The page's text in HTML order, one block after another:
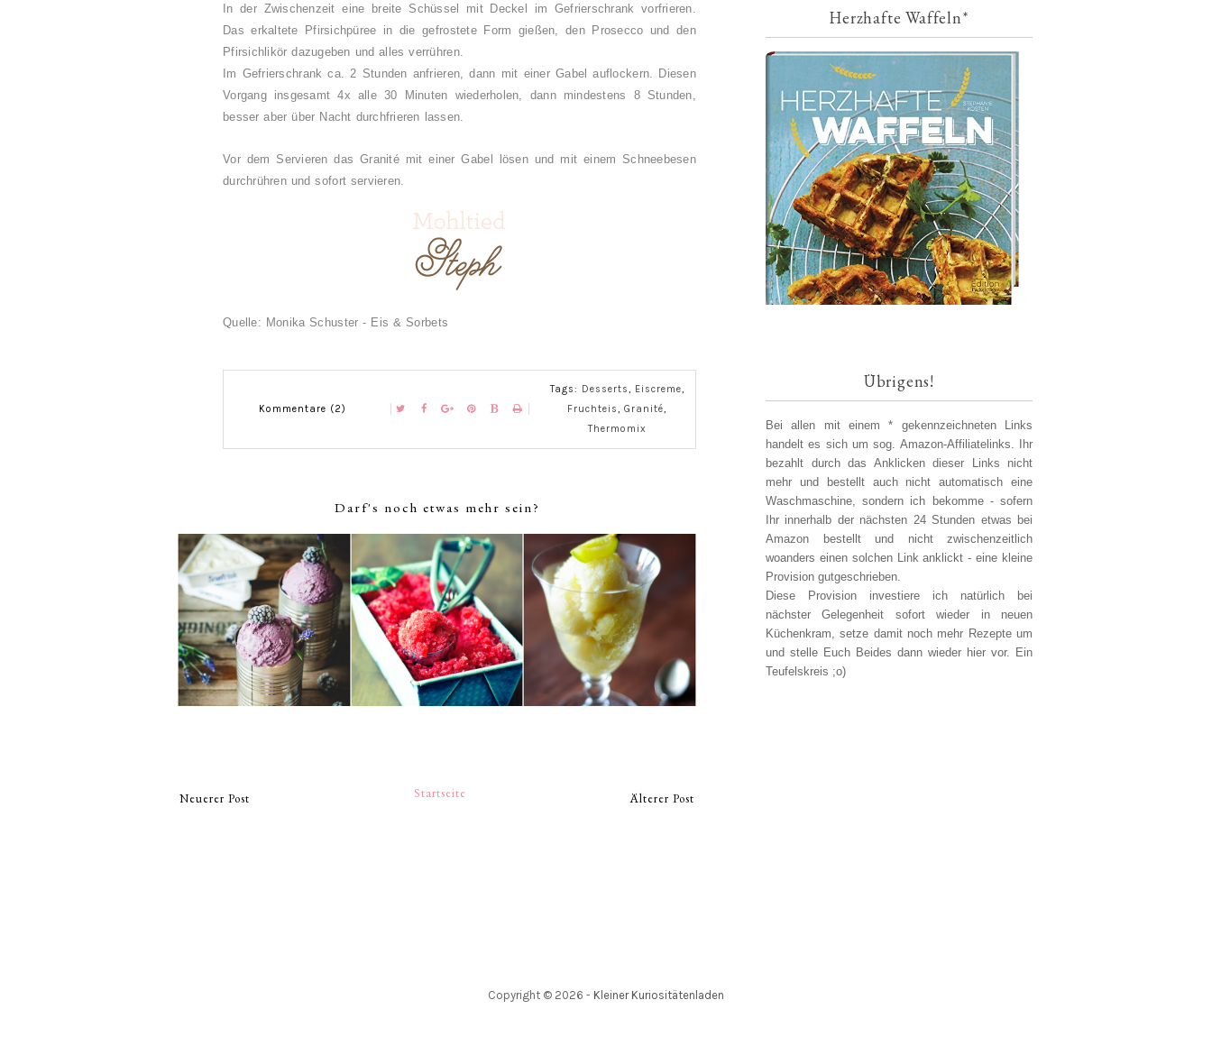
In der Zwischenzeit eine breite Schüssel mit Deckel im Gefrierschrank vorfrieren.
Das erkaltete Pfirsichpüree in die gefrostete Form gießen, den Prosecco und den
Pfirsichlikör dazugeben und alles verrühren.
Im Gefrierschrank ca. 2 Stunden anfrieren, dann mit einer Gabel auflockern. Diesen
Vorgang insgesamt 4x alle 30 Minuten wiederholen, dann mindestens 8 Stunden,
besser aber über Nacht durchfrieren lassen.
Vor dem Servieren das Granité mit einer Gabel lösen und mit einem Schneebesen
durchrühren und sofort servieren.
Quelle: Monika Schuster - Eis & Sorbets
Kommentare (2)
Tags: Desserts, Eiscreme,
Fruchteis, Granité,
Thermomix
Darf's noch etwas mehr sein?
Neuerer Post Älterer Post
Startseite
Herzhafte Waffeln*
Übrigens!
Bei allen mit einem * gekennzeichneten Links
handelt es sich um sog. Amazon-Affiliatelinks. Ihr
bezahlt durch das Anklicken dieser Links nicht
mehr und bestellt auch nicht automatisch eine
Waschmaschine, sondern ich bekomme - sofern
Ihr innerhalb der nächsten 24 Stunden etwas bei
Amazon bestellt und nicht zwischenzeitlich
woanders einen solchen Link anklickt - eine kleine
Provision gutgeschrieben.
Diese Provision investiere ich natürlich bei
nächster Gelegenheit sofort wieder in neuen
Küchenkram, setze damit noch mehr Rezepte um
und stelle Euch Beides dann wieder hier vor. Ein
Teufelskreis ;o)
Copyright © 2026 - Kleiner Kuriositätenladen